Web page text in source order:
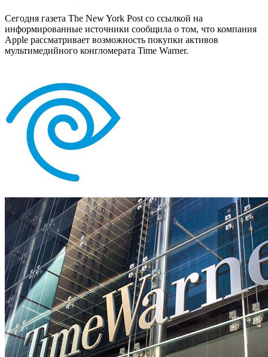
Сегодня газета The New York Post со ссылкой на
информированные источники сообщила о том, что компания
Apple рассматривает возможность покупки активов
мультимедийного конгломерата Time Warner.